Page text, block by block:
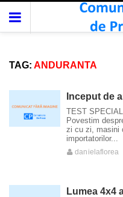
TAG: ANDURANTA
Inceput de
TEST
Povestim
zi cu zi, masini
importatorilor...
danielaflorea
Lumea 4x4